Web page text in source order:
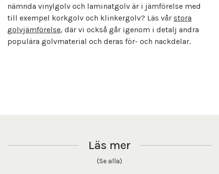
nämnda vinylgolv och laminatgolv är i jämförelse med
till exempel korkgolv och klinkergolv? Läs vår stora
golvjämförelse, där vi också går igenom i detalj andra
populära golvmaterial och deras för- och nackdelar.
Läs mer
(Se alla)